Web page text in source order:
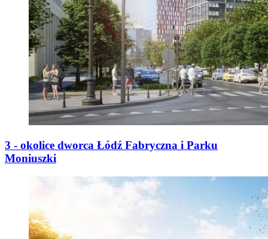
3 - okolice dworca Łódź Fabryczna i Parku
Moniuszki